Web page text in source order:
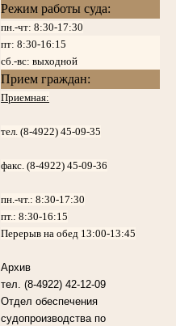
Режим работы суда:
пн.-чт: 8:30-17:30
пт: 8:30-16:15
сб.-вс: выходной
Прием граждан:
Приемная:
тел. (8-4922) 45-09-35
факс. (8-4922) 45-09-36
пн.-чт.:8:30-17:30
пт.:8:30-16:15
Перерыв на обед 13:00-13:45
Архив
тел. (8-4922) 42-12-09
Отдел обеспечения
судопроизводства по